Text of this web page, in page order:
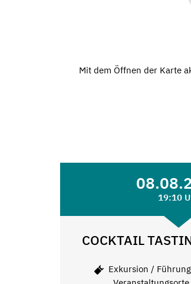
Mit dem Öffnen der Karte
19:10
COCKTAIL
Exkursion / Führung